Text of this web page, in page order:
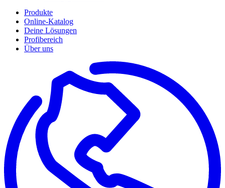
Produkte
Online-Katalog
Deine Lösungen
Profibereich
Über uns